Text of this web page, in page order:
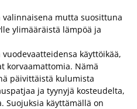
valinnaisena mutta suosittuna
ylimääräistä lämpöä ja
käyttöikää,
korvaamattomia. Nämä
päivittäistä kulumista
ja tyynyjä kosteudelta,
Suojuksia käyttämällä on